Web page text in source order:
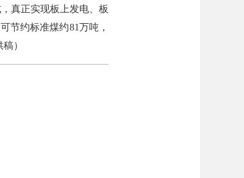
真正实现板上发电、板
节约标准煤约81万吨，
）